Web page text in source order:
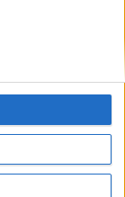
a
la peninsula??
sitios en pto
comentarios